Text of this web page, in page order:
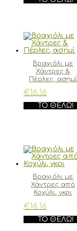
Βραχιόλι με
Χάντρες &
Πέρλες, ασημί
€16.16
ΤΟ ΘΈΛΩ!
Βραχιόλι με
Χάντρες από
Κοχύλι, γκρι
€16.16
ΤΟ ΘΈΛΩ!